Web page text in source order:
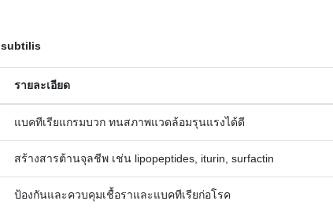
รายละเอียด
แบคทีเรียแกรมบวก ทนสภาพแวดล้อมรุนแรงได้ดี
สร้างสารต้านจุลชีพ เช่น lipopeptides, iturin, surfactin
ป้องกันและควบคุมเชื้อราและแบคทีเรียก่อโรค